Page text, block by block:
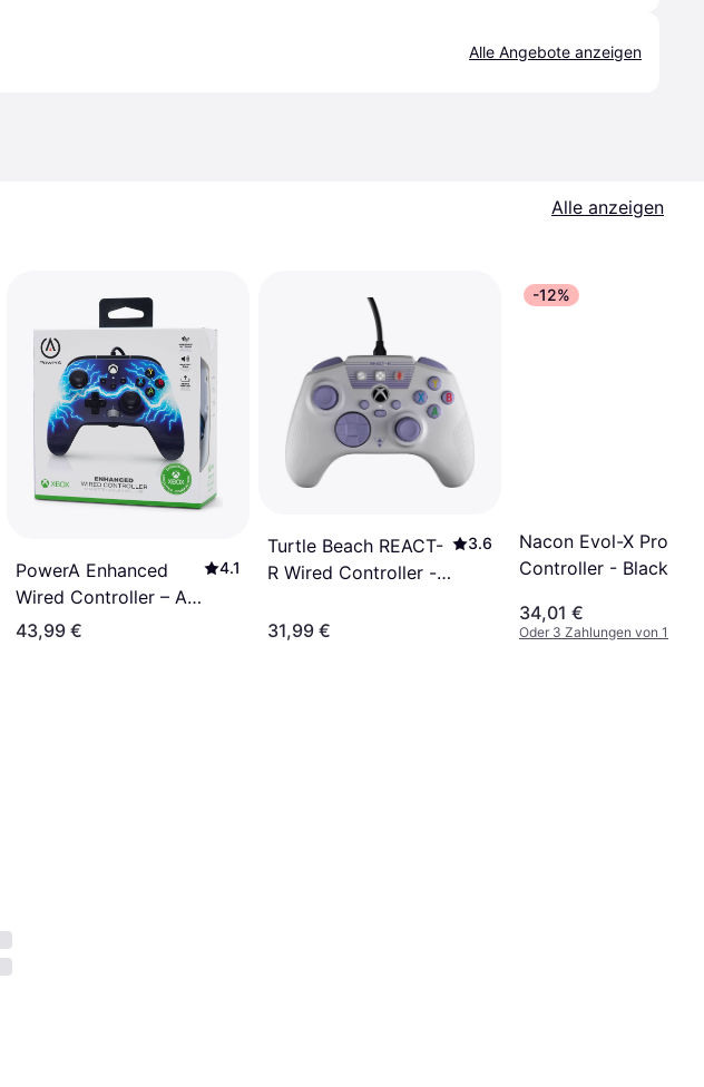
Alle Angebote anzeigen
Alle anzeigen
PowerA Enhanced
Wired Controller – Arc
Lightning
4.1
43,99 €
Turtle Beach REACT-
R Wired Controller -
3.6
31,99 €
-12%
Nacon Evol-X Pro
Controller - Black
34,01 €
Oder 3 Zahlungen von 11,33